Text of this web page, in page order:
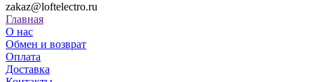
zakaz@loftelectro.ru
Главная
О нас
Обмен и возврат
Оплата
Доставка